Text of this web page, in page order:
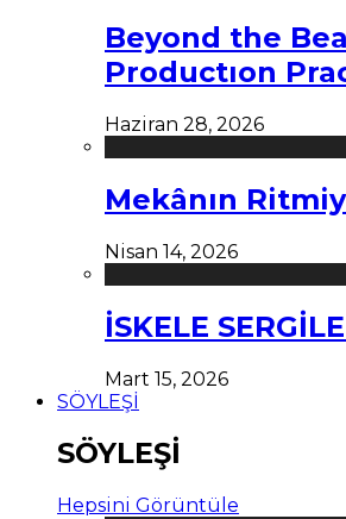
Beyond the
Productıon
Haziran 28, 2026
Mekânın
Nisan 14, 2026
İSKELE
Mart 15, 2026
SÖYLEŞİ
SÖYLEŞİ
Hepsini Görüntüle